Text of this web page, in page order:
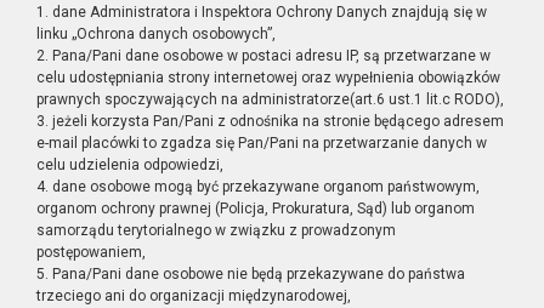
1. dane Administratora i Inspektora Ochrony Danych znajdują się w
linku „Ochrona danych osobowych”,
2. Pana/Pani dane osobowe w postaci adresu IP, są przetwarzane w
celu udostępniania strony internetowej oraz wypełnienia obowiązków
prawnych spoczywających na administratorze(art.6 ust.1 lit.c RODO),
3. jeżeli korzysta Pan/Pani z odnośnika na stronie będącego adresem
e-mail placówki to zgadza się Pan/Pani na przetwarzanie danych w
celu udzielenia odpowiedzi,
4. dane osobowe mogą być przekazywane organom państwowym,
organom ochrony prawnej (Policja, Prokuratura, Sąd) lub organom
samorządu terytorialnego w związku z prowadzonym
postępowaniem,
5. Pana/Pani dane osobowe nie będą przekazywane do państwa
trzeciego ani do organizacji międzynarodowej,